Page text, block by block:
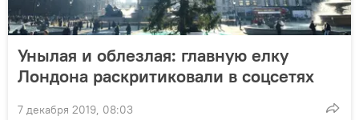
Унылая и облезлая: главную елку
Лондона раскритиковали в соцсетях
7 декабря 2019, 08:03